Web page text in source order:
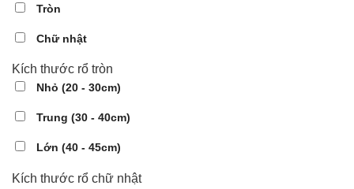
Tròn
Chữ nhật
Kích thước rổ tròn
Nhỏ (20 - 30cm)
Trung (30 - 40cm)
Lớn (40 - 45cm)
Kích thước rổ chữ nhật